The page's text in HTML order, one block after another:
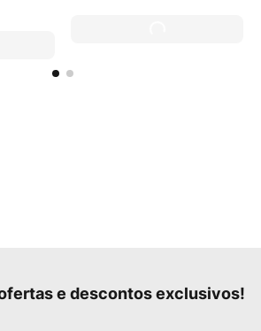
e descontos exclusivos!